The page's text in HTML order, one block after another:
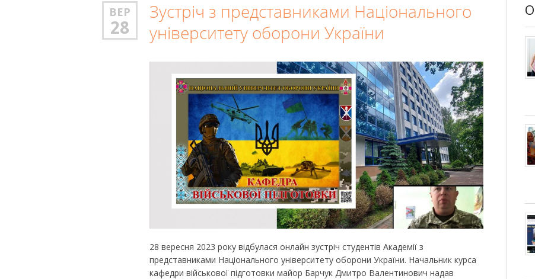
ВЕР
28
Зустріч з представниками Національного
університету оборони України
28 вересня 2023 року відбулася онлайн зустріч студентів Академії з
представниками Національного університету оборони України. Начальник курса
кафедри військової підготовки майор Барчук Дмитро Валентинович надав